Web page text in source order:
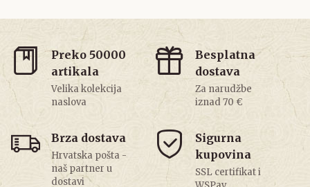
Preko 50000
artikala
Velika kolekcija
naslova
Besplatna
dostava
Za narudžbe
iznad 70 €
Brza dostava
Hrvatska pošta -
naš partner u
dostavi
Sigurna
kupovina
SSL certifikat i